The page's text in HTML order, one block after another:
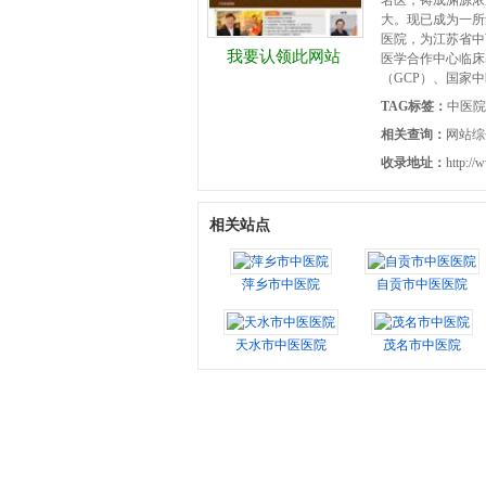
我要认领此网站
大。现已成为一
医院，为江苏省
医学合作中心临
（GCP）、国家
TAG标签： 中医院
相关查询： 网站
收录地址： http://
相关站点
萍乡市中医院 自贡市中医医院
天水市中医医院 茂名市中医院